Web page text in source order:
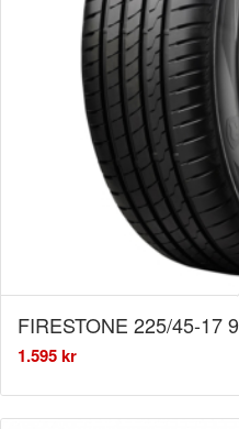
FIRESTONE 225/45-17
1.595kr